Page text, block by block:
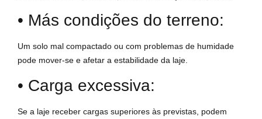
• Más condições do terreno:
Um solo mal compactado ou com problemas de humidade
pode mover-se e afetar a estabilidade da laje.
• Carga excessiva:
Se a laje receber cargas superiores às previstas, podem